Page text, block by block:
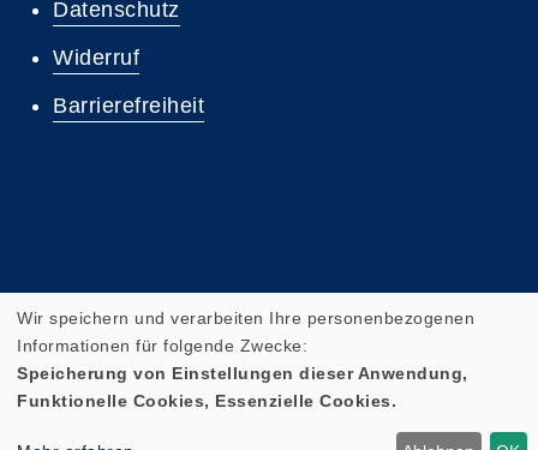
Datenschutz
Widerruf
Barrierefreiheit
Cookie Einstellungen
Wir speichern und verarbeiten Ihre personenbezogenen
Informationen für folgende Zwecke:
Speicherung von Einstellungen dieser Anwendung,
Funktionelle Cookies, Essenzielle Cookies.